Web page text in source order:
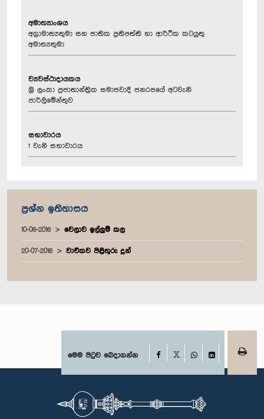
අමාත්‍යාංශය
අග්‍රාමාත්‍යතුමා සහ ජාතික ප්‍රතිපත්ති හා ආර්ථික කටයුතු
අමාත්‍යතුමා
ව්‍යවස්ථාදායකය
ශ්‍රී ලංකා ප්‍රජාතාන්ත්‍රික සමාජවාදී ජනරජයේ අටවැනි
පාර්ලිමේන්තුව
සභාවාරය
1 වැනි සභාවාරය
ප්‍රශ්න ඉතිහාසය
10-06-2016 වෙලාව ඉල්ලුම් කල
20-07-2016 වාචිකව පිළිතුරු දුන්
මෙම පිටුව බෙදාගන්න Facebook
WhatsAppLinkedIn